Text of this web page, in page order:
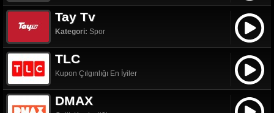
Tay Tv
Kategori: Spor
TLC
Kupon Çılgınlığı En İyiler
DMAX